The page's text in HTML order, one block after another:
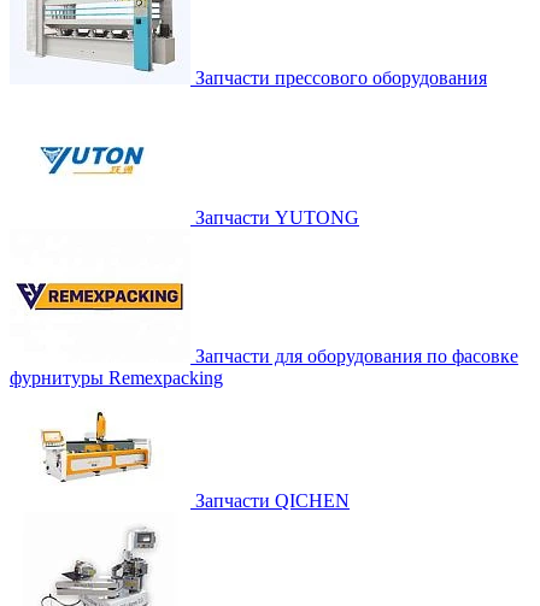
Запчасти прессового оборудования
Запчасти YUTONG
Запчасти для оборудования по фасовке
фурнитуры Remexpacking
Запчасти QICHEN